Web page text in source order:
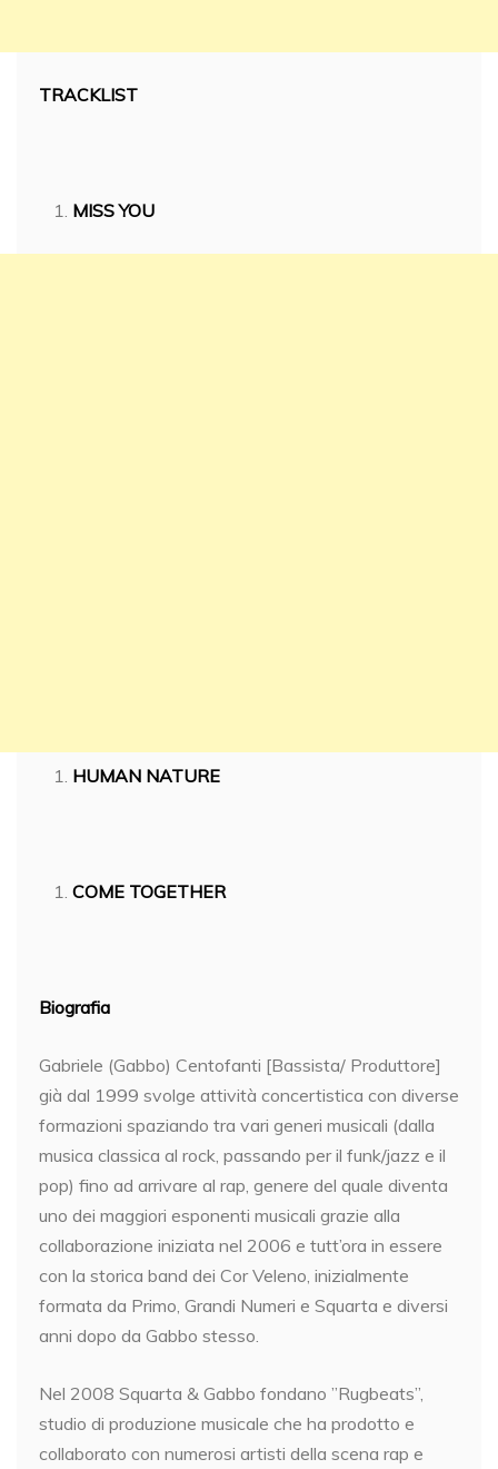
TRACKLIST
MISS YOU
HUMAN NATURE
COME TOGETHER
Biografia
Gabriele (Gabbo) Centofanti [Bassista/ Produttore]
già dal 1999 svolge attività concertistica con diverse
formazioni spaziando tra vari generi musicali (dalla
musica classica al rock, passando per il funk/jazz e il
pop) fino ad arrivare al rap, genere del quale diventa
uno dei maggiori esponenti musicali grazie alla
collaborazione iniziata nel 2006 e tutt’ora in essere
con la storica band dei Cor Veleno, inizialmente
formata da Primo, Grandi Numeri e Squarta e diversi
anni dopo da Gabbo stesso.
Nel 2008 Squarta & Gabbo fondano ”Rugbeats”,
studio di produzione musicale che ha prodotto e
collaborato con numerosi artisti della scena rap e